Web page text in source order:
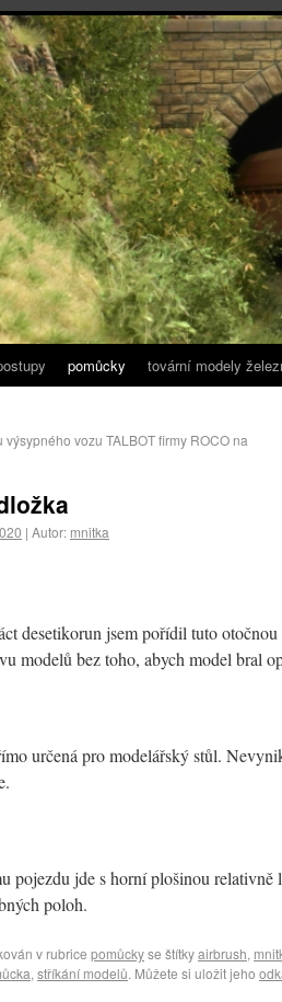
pomůcky tovární modely
vozu TALBOT firmy ROCO na
| Autor: mnitka
desetikorun jsem pořídil tuto
modelů bez toho, abych model bral
určená pro modelářský stůl.
pojezdu jde s horní plošinou
poloh.
v rubrice pomůckyse štítkyairbrush,
, stříkání modelů. Můžete si uložit jeho